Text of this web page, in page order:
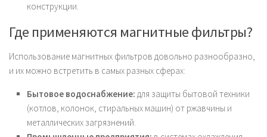
конструкции.
Где применяются магнитные фильтры?
Использование магнитных фильтров довольно разнообразно,
и их можно встретить в самых разных сферах:
Бытовое водоснабжение: для защиты бытовой техники
(котлов, колонок, стиральных машин) от ржавчины и
металлических загрязнений.